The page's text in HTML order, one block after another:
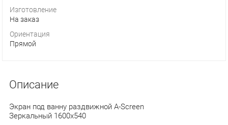
Изготовление
На заказ
Ориентация
Прямой
Описание
Экран под ванну раздвижной A-Screen
Зеркальный 1600х540